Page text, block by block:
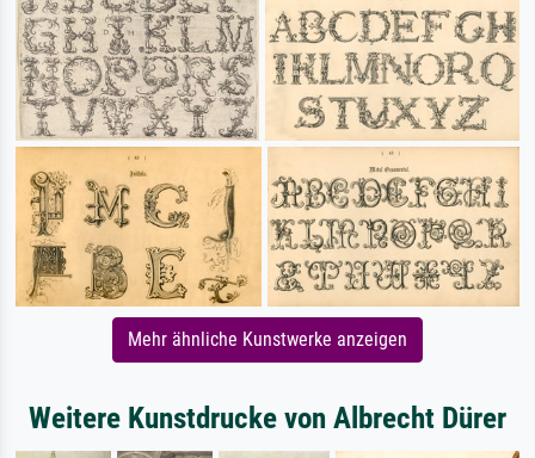
Mehr ähnliche Kunstwerke anzeigen
Weitere Kunstdrucke von Albrecht Dürer